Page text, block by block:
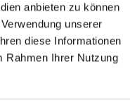
anbieten zu können
unserer
diese Informationen
Rahmen Ihrer Nutzung
finden